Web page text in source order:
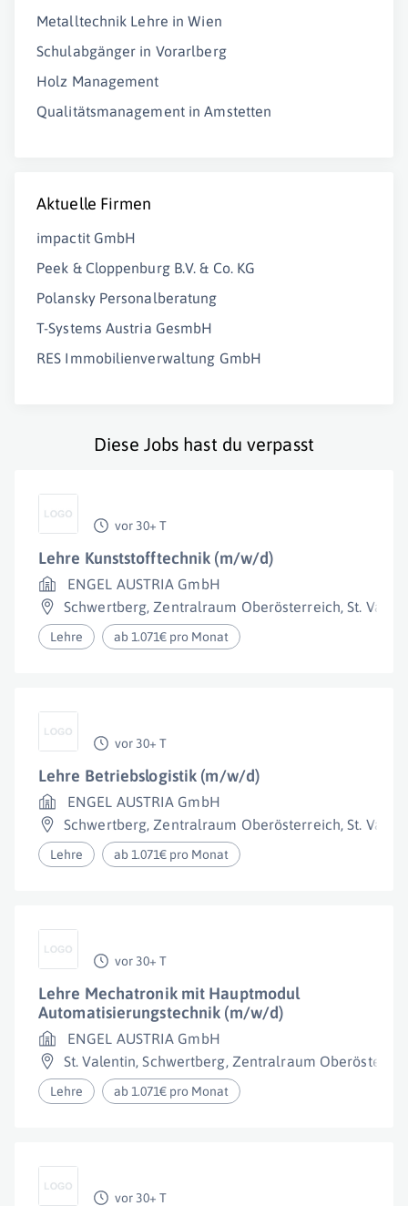
Metalltechnik Lehre in Wien
Schulabgänger in Vorarlberg
Holz Management
Qualitätsmanagement in Amstetten
Aktuelle Firmen
impactit GmbH
Peek & Cloppenburg B.V. & Co. KG
Polansky Personalberatung
T-Systems Austria GesmbH
RES Immobilienverwaltung GmbH
Diese Jobs hast du verpasst
vor 30+ T
Lehre Kunststofftechnik (m/w/d)
ENGEL AUSTRIA GmbH
Schwertberg, Zentralraum Oberösterreich,St.
Lehre ab 1.071€ pro Monat
vor 30+ T
Lehre Betriebslogistik (m/w/d)
ENGEL AUSTRIA GmbH
Schwertberg, Zentralraum Oberösterreich,St.
Lehre ab 1.071€ pro Monat
vor 30+ T
Lehre Mechatronik mit Hauptmodul
Automatisierungstechnik (m/w/d)
ENGEL AUSTRIA GmbH
St. Valentin,Schwertberg, Zentralraum
Lehre ab 1.071€ pro Monat
vor 30+ T